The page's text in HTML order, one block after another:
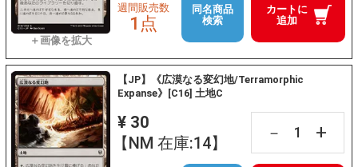
カートに
追加
週間販売数
1点
同名商品
検索
【JP】《広漠なる変幻地/Terramorphic
Expanse》[C16] 土地C
¥ 30
【NM 在庫:14】
－ +